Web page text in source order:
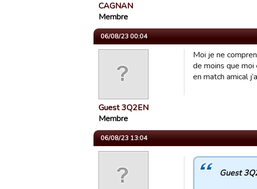
CAGNAN
Membre
06/08/23 00:04
Guest 3Q2EN
Membre
Moi je ne
de moins que
en match amical
06/08/23 13:04
Guest